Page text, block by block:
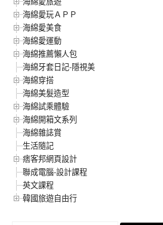
海綿愛玩ＡＰＰ
海綿愛美食
海綿愛運動
海綿推薦懶人包
海綿牙套日記-隱視美
海綿穿搭
海綿美髮造型
海綿試乘體驗
海綿開箱文系列
海綿雜誌賞
生活隨記
痞客邦網頁設計
聯成電腦-設計課程
英文課程
韓國旅遊自由行